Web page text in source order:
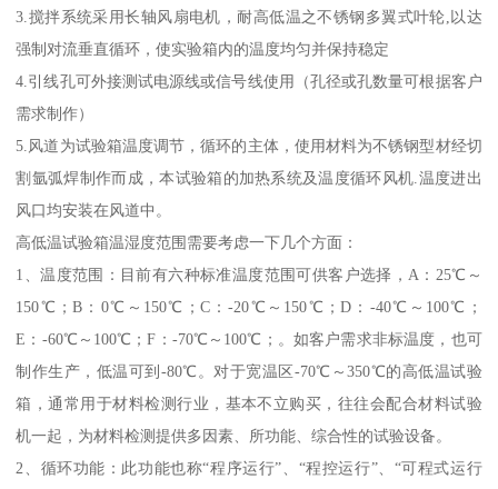
3.搅拌系统采用长轴风扇电机，耐高低温之不锈钢多翼式叶轮,以达
强制对流垂直循环，使实验箱内的温度均匀并保持稳定
4.引线孔可外接测试电源线或信号线使用（孔径或孔数量可根据客户
需求制作）
5.风道为试验箱温度调节，循环的主体，使用材料为不锈钢型材经切
割氩弧焊制作而成，本试验箱的加热系统及温度循环风机.温度进出
风口均安装在风道中。
高低温试验箱温湿度范围需要考虑一下几个方面：
1、温度范围：目前有六种标准温度范围可供客户选择，A：25℃～
150℃；B：0℃～150℃；C：-20℃～150℃；D：-40℃～100℃；
E：-60℃～100℃；F：-70℃～100℃；。如客户需求非标温度，也可
制作生产，低温可到-80℃。对于宽温区-70℃～350℃的高低温试验
箱，通常用于材料检测行业，基本不立购买，往往会配合材料试验
机一起，为材料检测提供多因素、所功能、综合性的试验设备。
2、循环功能：此功能也称“程序运行”、“程控运行”、“可程式运行